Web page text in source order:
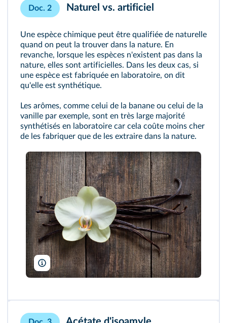
Doc. 2 Naturel vs. artificiel
Une espèce chimique peut être qualifiée de naturelle
quand on peut la trouver dans la nature. En
revanche, lorsque les espèces n'existent pas dans la
nature, elles sont artificielles. Dans les deux cas, si
une espèce est fabriquée en laboratoire, on dit
qu'elle est synthétique.
Les arômes, comme celui de la banane ou celui de la
vanille par exemple, sont en très large majorité
synthétisés en laboratoire car cela coûte moins cher
de les fabriquer que de les extraire dans la nature.
Lenushka2012/Shutterstock